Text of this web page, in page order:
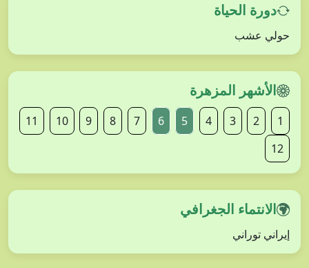
دورة الحياة
حولي عشب
الأشهر المزهرة
1
2
3
4
5
6
7
8
9
10
11
12
الانتماء الجغرافي
إيراني توراني